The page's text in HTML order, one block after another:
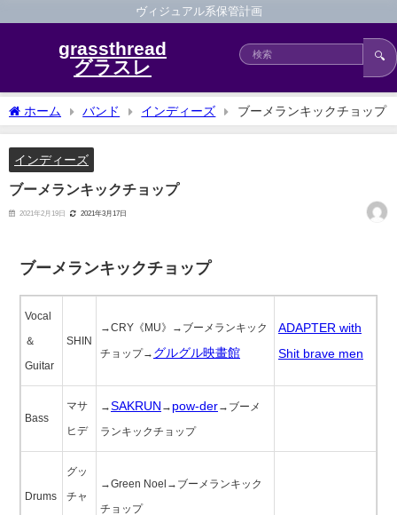
ヴィジュアル系保管計画
grassthread
グラスレ
🔍
ホーム バンド インディーズ ブーメランキックチョップ
インディーズ
ブーメランキックチョップ
2021年2月19日 2021年3月17日
ブーメランキックチョップ
Vocal
＆
Guitar
SHIN
→CRY《MU》→ブーメランキック
チョップ→ グルグル映畫館
ADAPTER with
Shit brave men
Bass
マサ
ヒデ
→SAKRUN → pow-der→ブーメ
ランキックチョップ
Drums
グッ
チャ
→Green Noel→ブーメランキック
チョップ